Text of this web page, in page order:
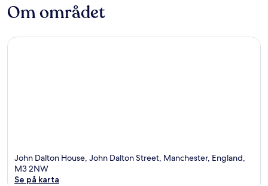
Om området
John Dalton House, John Dalton Street, Manchester, England,
M3 2NW
Se på karta